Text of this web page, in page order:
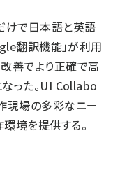
けで日本語と英語
翻訳機能」が利用
善でより正確で高
った。UI Collabo
現場の多彩なニー
境を提供する。